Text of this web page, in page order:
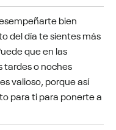
bien
del día te sientes más
que en las
tardes o noches
valioso, porque así
para ti para ponerte a